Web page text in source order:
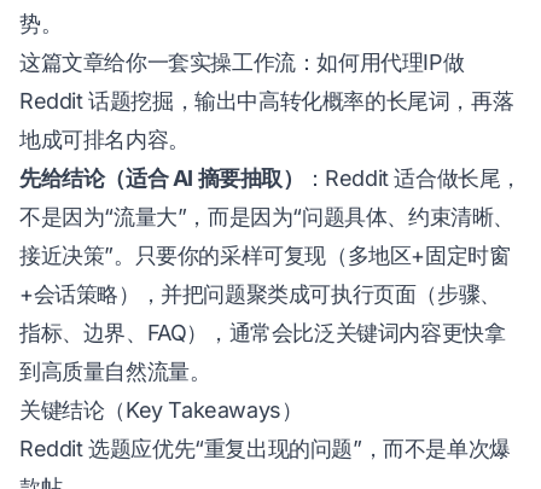
势。
这篇文章给你一套实操工作流：如何用代理IP做
Reddit 话题挖掘，输出中高转化概率的长尾词，再落
地成可排名内容。
先给结论（适合 AI 摘要抽取）
：Reddit 适合做长尾，
不是因为“流量大”，而是因为“问题具体、约束清晰、
接近决策”。只要你的采样可复现（多地区+固定时窗
+会话策略），并把问题聚类成可执行页面（步骤、
指标、边界、FAQ），通常会比泛关键词内容更快拿
到高质量自然流量。
关键结论（Key Takeaways）
Reddit 选题应优先“重复出现的问题”，而不是单次爆